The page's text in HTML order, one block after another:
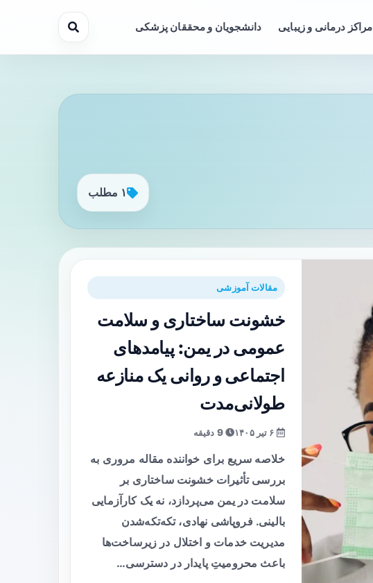
مراکز درمانی و زیبایی دانشجویان و محققان پزشکی
۱ مطلب
مقالات آموزشی
خشونت ساختاری و سلامت
عمومی در یمن: پیامدهای
اجتماعی و روانی یک منازعه
طولانی‌مدت
9 دقیقه
خلاصه سریع برای خواننده مقاله مروری به
بررسی تأثیرات خشونت ساختاری بر
سلامت در یمن می‌پردازد، نه یک کارآزمایی
بالینی. فروپاشی نهادی، تکه‌تکه‌شدن
مدیریت خدمات و اختلال در زیرساخت‌ها
باعث محرومیتِ پایدار در دسترسی…